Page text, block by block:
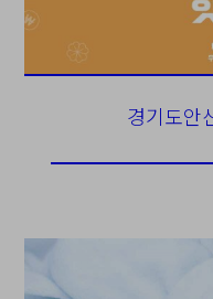
경기도안